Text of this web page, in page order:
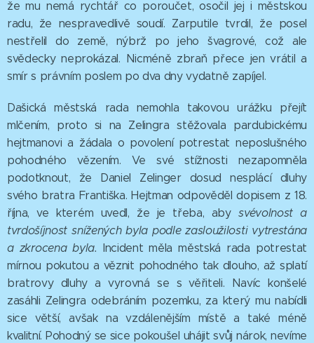
že mu nemá rychtář co poroučet, osočil jej i městskou
radu, že nespravedlivě soudí. Zarputile tvrdil, že posel
nestřelil do země, nýbrž po jeho švagrové, což ale
svědecky neprokázal. Nicméně zbraň přece jen vrátil a
smír s právním poslem po dva dny vydatně zapíjel.
Dašická městská rada nemohla takovou urážku přejít
mlčením, proto si na Zelingra stěžovala pardubickému
hejtmanovi a žádala o povolení potrestat neposlušného
pohodného vězením. Ve své stížnosti nezapomněla
podotknout, že Daniel Zelinger dosud nesplácí dluhy
svého bratra Františka. Hejtman odpověděl dopisem z 18.
října, ve kterém uvedl, že je třeba, abysvévolnost a
tvrdošíjnost snížených byla podle zasloužilosti vytrestána
a zkrocena byla. Incident měla městská rada potrestat
mírnou pokutou a věznit pohodného tak dlouho, až splatí
bratrovy dluhy a vyrovná se s věřiteli. Navíc konšelé
zasáhli Zelingra odebráním pozemku, za který mu nabídli
sice větší, avšak na vzdálenějším místě a také méně
kvalitní. Pohodný se sice pokoušel uhájit svůj nárok, nevíme